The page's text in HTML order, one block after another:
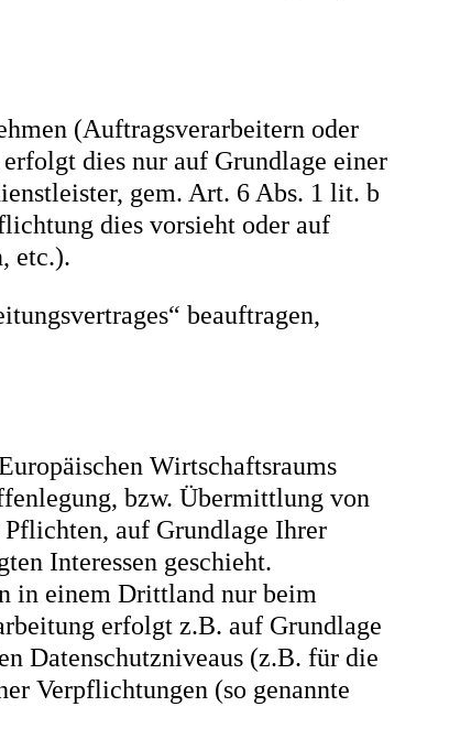
(Auftragsverarbeitern oder
dies nur auf Grundlage einer
gem. Art. 6 Abs. 1 lit. b
dies vorsieht oder auf
etc.).
beauftragen,
Wirtschaftsraums
bzw. Übermittlung von
auf Grundlage Ihrer
Interessen geschieht.
in einem Drittland nur beim
erfolgt z.B. auf Grundlage
Datenschutzniveaus (z.B. für die
Verpflichtungen (so genannte